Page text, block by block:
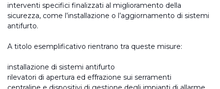
interventi specifici finalizzati al miglioramento della
sicurezza, come l’installazione o l’aggiornamento di sistemi
antifurto.
A titolo esemplificativo rientrano tra queste misure:
installazione di sistemi antifurto
rilevatori di apertura ed effrazione sui serramenti